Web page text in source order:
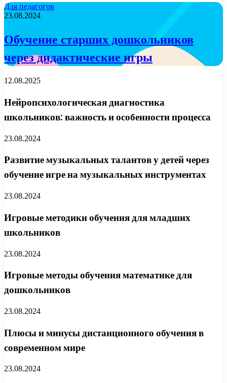
Для педагогов
23.08.2024
Обучение старших дошкольников
через дидактические игры
12.08.2025
Нейропсихологическая диагностика
школьников: важность и особенности процесса
23.08.2024
Развитие музыкальных талантов у детей через
обучение игре на музыкальных инструментах
23.08.2024
Игровые методики обучения для младших
школьников
23.08.2024
Игровые методы обучения математике для
дошкольников
23.08.2024
Плюсы и минусы дистанционного обучения в
современном мире
23.08.2024